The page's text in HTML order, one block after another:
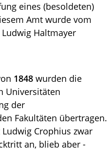
eines (besoldeten)
Amt wurde vom
Haltmayer
1848 wurden die
Universitäten
der
Fakultäten übertragen.
Crophius zwar
an, blieb aber -